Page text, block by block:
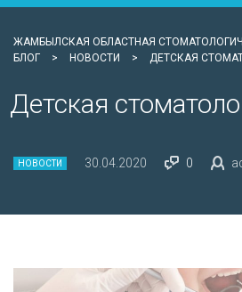
ЖАМБЫЛСКАЯ ОБЛАСТНАЯ
БЛОГ
> НОВОСТИ > ДЕТСКАЯ
Детская
НОВОСТИ 30.04.2020 0